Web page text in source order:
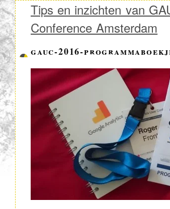
Tips en inzichten van
Conference Amsterdam
gauc-2016-